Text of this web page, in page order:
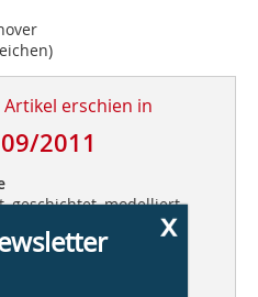
Artikel erschien in
2011
geschichtet, modelliert
Noch am Boden in
x